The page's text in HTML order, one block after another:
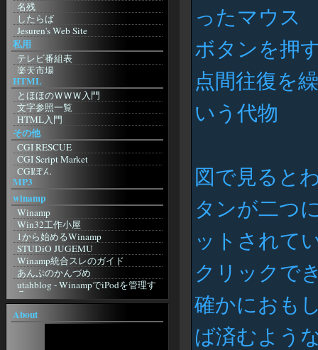
ったマウス
ボタンを押
点間往復を
いう代物
図で見ると
タンが二つ
ットされて
クリックで
確かにおも
ば済むよう
Firefoxまとめサイト
Netscape Japan
Netscape.com
Camino. Mozilla Power, Mac Style
Safari
Bagel
etc
Browser.js
タブブラウザ推奨委員会
Sleipnir
Sylera
Lynx
影鷹
Amaya
Lite
JBrowser
蛙猫子之首頁
アサの夢
giddous moon
ホテル降魔殿
銀天盤
Rpu.Net
お友達blog
RETSUDEN
跡 地
がらくた館跡地
特に意味もなく
Imitation Flowers：日記
ぎほたるしんちゃん
KUNSTMUSEUM
良い子のジャポニカ日記帳
☆美幼女の日記帳・３☆
桃色蜥蜴日記
三日坊主克服日記
似非勇者の隠れ家
良い子のジャポニカ日記帳
ふにふに
ARUPU
Ownerの外部Log
六角軍記
無人の家で発見された手記
blizzardの日記
名残
したらば
Jesuren's Web Site
私用
テレビ番組表
楽天市場
楽天アフィリエイト
amazon.co.jp
NetMile
WebMoney
eBOOK・OFF
Domino's Pizza
すかいらーく
HTML
とほほのＷＷＷ入門
文字参照一覧
HTML入門
その他
CGI RESCUE
CGI Script Market
CGIぽん
Going My Way
ImageCanvas
KENT WEB
MAKOTO3.NET
Mini CGI
WonderLink【CGI配布サイト】
ぴんぽんすくりぷと
インターネット＆CGI入門講座
個人掲示板 powered by teacup.
研究室☆
CGI・Perl入門
FLASH DESIGN WILL
TrendMicro
MP3
winamp
Winamp
Win32工作小屋
1から始めるWinamp
STUDiO JUGEMU
Winamp統合スレのガイド
あんぷのかんづめ
utahblog - WinampでiPodを管理す
る
foobar2000
foobar2000
About